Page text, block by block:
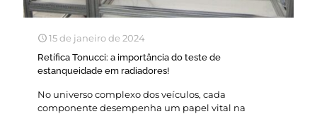
15 de janeiro de 2024
Retífica Tonucci: a importância do teste de
estanqueidade em radiadores!
No universo complexo dos veículos, cada
componente desempenha um papel vital na